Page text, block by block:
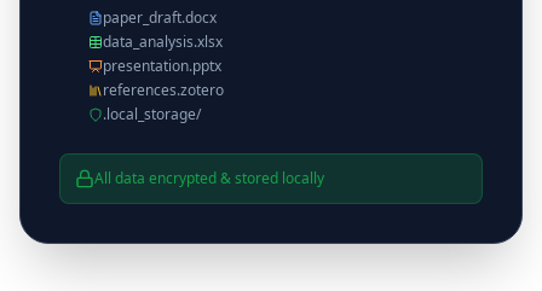
paper_draft.docx
data_analysis.xlsx
presentation.pptx
references.zotero
.local_storage/
All data encrypted & stored locally